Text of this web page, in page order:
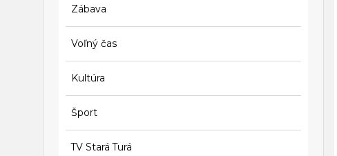
Zábava
Voľný čas
Kultúra
Šport
TV Stará Turá